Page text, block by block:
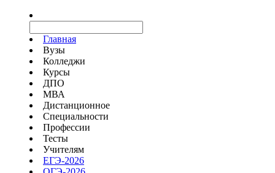
Главная
Вузы
Колледжи
Курсы
ДПО
МВА
Дистанционное
Специальности
Профессии
Тесты
Учителям
ЕГЭ-2026